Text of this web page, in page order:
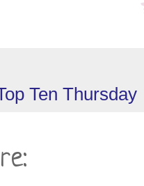
Ten Thursday